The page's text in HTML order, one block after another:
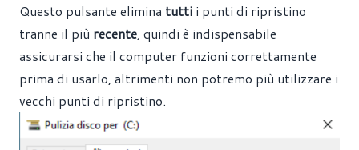
Questo pulsante elimina tutti i punti di ripristino
tranne il più recente , quindi è indispensabile
assicurarsi che il computer funzioni correttamente
prima di usarlo, altrimenti non potremo più utilizzare i
vecchi punti di ripristino.